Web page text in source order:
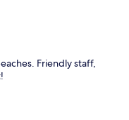
Friendly staff,